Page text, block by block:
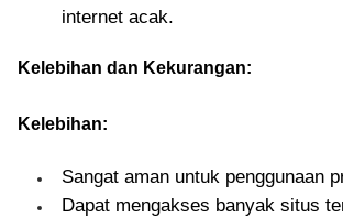
internet acak.
Kelebihan dan Kekurangan:
Kelebihan:
Sangat aman untuk penggunaan
Dapat mengakses banyak situs